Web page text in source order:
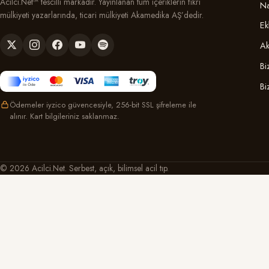
mülkiyeti yazarlarında, ticari mülkiyeti Akamedika AŞ’dedir.
Ödemeler iyzico güvencesiyle, 256-bit SSL şifreleme ile
alınır. Kart bilgileriniz saklanmaz.
© 2026 Acilci.Net. Serbest, açık, bilimsel acil tıp.